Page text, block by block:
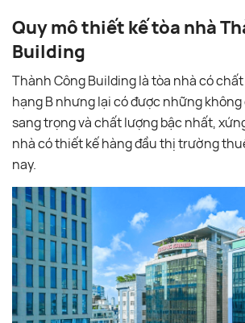
Quy mô thiết kế tòa nhà
Building
Thành Công Building là tòa nhà có
hạng B nhưng lại có được những
sang trọng và chất lượng bậc nhất,
nhà có thiết kế hàng đầu thị trường
nay.